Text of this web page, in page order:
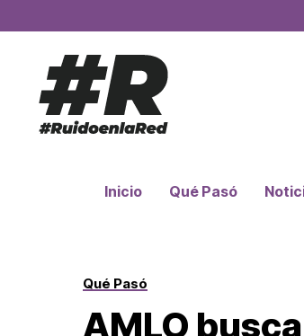
Inicio Qué Pasó
Qué Pasó
AMLO